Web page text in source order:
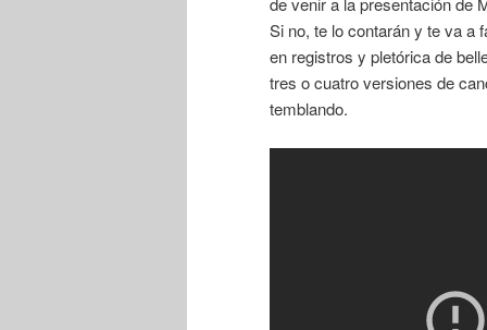
Si no, te lo contarán y te va a
en registros y pletórica de
tres o cuatro versiones de
temblando.